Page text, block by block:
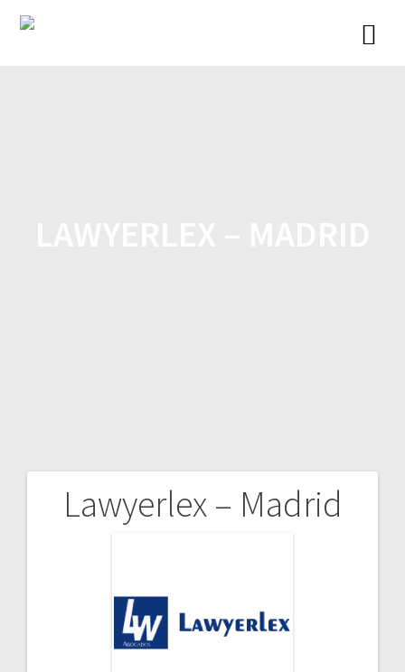
Lawyerlex – Madrid
Navegación
entradas